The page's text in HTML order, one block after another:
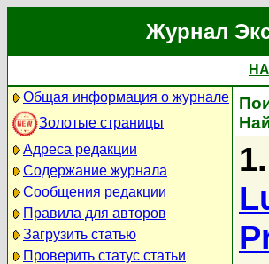
Журнал
Общая информация о журнале
Золотые страницы
Адреса редакции
Содержание журнала
Сообщения редакции
Правила для авторов
Загрузить статью
Проверить статус статьи
1.